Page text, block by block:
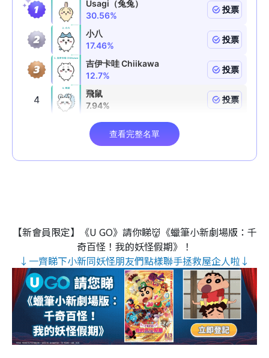
【新會員限定】《U GO》請你睇👹《蠟筆小新劇場版：千
奇百怪！我的妖怪假期》！
↓一齊睇下小新同妖怪朋友們點樣聯手拯救屋企人啦↓